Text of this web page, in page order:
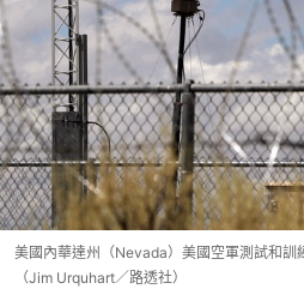
美國內華達州（Nevada）美國空軍測試和訓
（Jim Urquhart／路透社）